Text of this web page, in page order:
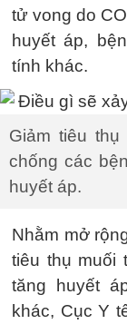
tử vong do
huyết áp,
tính khác.
Giảm tiêu
chống các
huyết áp.
Nhằm mở
tiêu thụ muối
tăng huyết
khác, Cục Y